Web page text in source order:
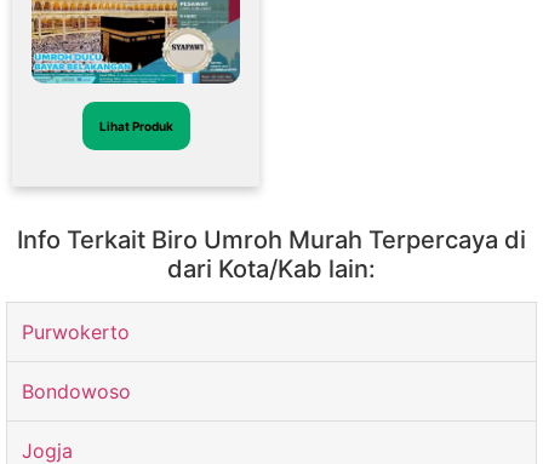
Lihat Produk
Info Terkait Biro Umroh Murah Terpercaya di
dari Kota/Kab lain:
Purwokerto
Bondowoso
Jogja